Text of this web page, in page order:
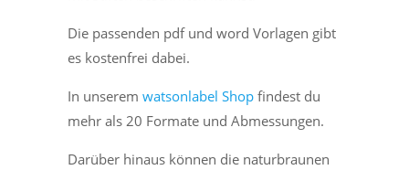
Die passenden pdf und word Vorlagen gibt
es kostenfrei dabei.
In unserem watsonlabel Shop findest du
mehr als 20 Formate und Abmessungen.
Darüber hinaus können die naturbraunen